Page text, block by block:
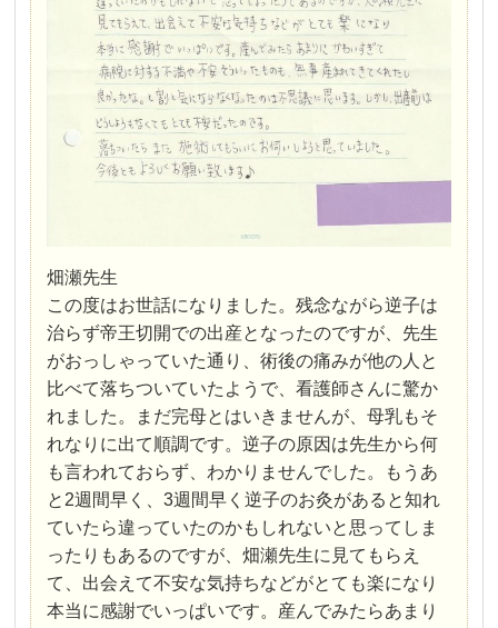
畑瀬先生
この度はお世話になりました。残念ながら逆子は
治らず帝王切開での出産となったのですが、先生
がおっしゃっていた通り、術後の痛みが他の人と
比べて落ちついていたようで、看護師さんに驚か
れました。まだ完母とはいきませんが、母乳もそ
れなりに出て順調です。逆子の原因は先生から何
も言われておらず、わかりませんでした。もうあ
と2週間早く、3週間早く逆子のお灸があると知れ
ていたら違っていたのかもしれないと思ってしま
ったりもあるのですが、畑瀬先生に見てもらえ
て、出会えて不安な気持ちなどがとても楽になり
本当に感謝でいっぱいです。産んでみたらあまり